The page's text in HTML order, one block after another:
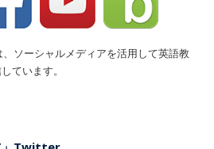
ソーシャルメディアを活用して英語教
ています。